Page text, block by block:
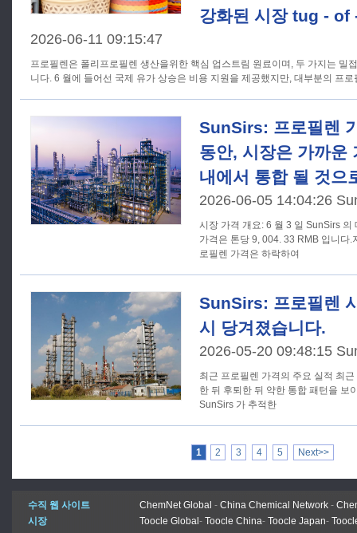
강화된 시장 tug - of
2026-06-11 09:15:47
프로필렌은 폴리프로필렌 생산을위한 핵심 업스트림 원료이며, 두 가지는 밀
니다. 6 월에 들어선 국제 유가 상승은 비용 지원을 제공했지만, 대부분의 프
SunSirs: 프로필렌
동안, 시장은 가까운
내에서 통합 될 것으
2026-06-05 14:04:26
시장 가격 개요: 6 월 3 일 SunSirs 의 데이터에 따르면 프로필렌 기준
가격은 톤당 9, 004. 33 RMB 입니다
로필렌 가격은 하락하여
SunSirs: 프로필렌
시 당겨졌습니다.
2026-05-20 09:48:15
최근 프로필렌 가격의 주요 실적 최근 프로필렌 시장은 처음에는 급등
한 뒤 후퇴한 뒤 약한 통합 패턴을 보
SunSirs 가 추적한
1 2 3 4 5 Next>>
수직 웹 사이트 ChemNet Global - China Chemical Network -
시장
Toocle Global - Toocle China- Toocle Japan-